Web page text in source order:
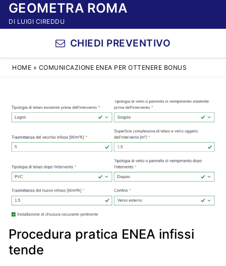
VaiGEOMETRA ROMA
DI LUIGI CIREDDU
CHIEDI PREVENTIVO
HOME » COMUNICAZIONE ENEA PER OTTENERE BONUS
Procedura pratica ENEA infissi
tende